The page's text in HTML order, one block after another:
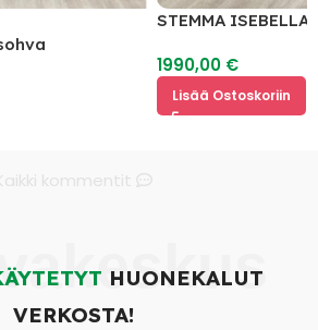
STEMMA
1990,00 €
Lisää Ostoskoriin
HUONEKALUT
VERKOSTA!